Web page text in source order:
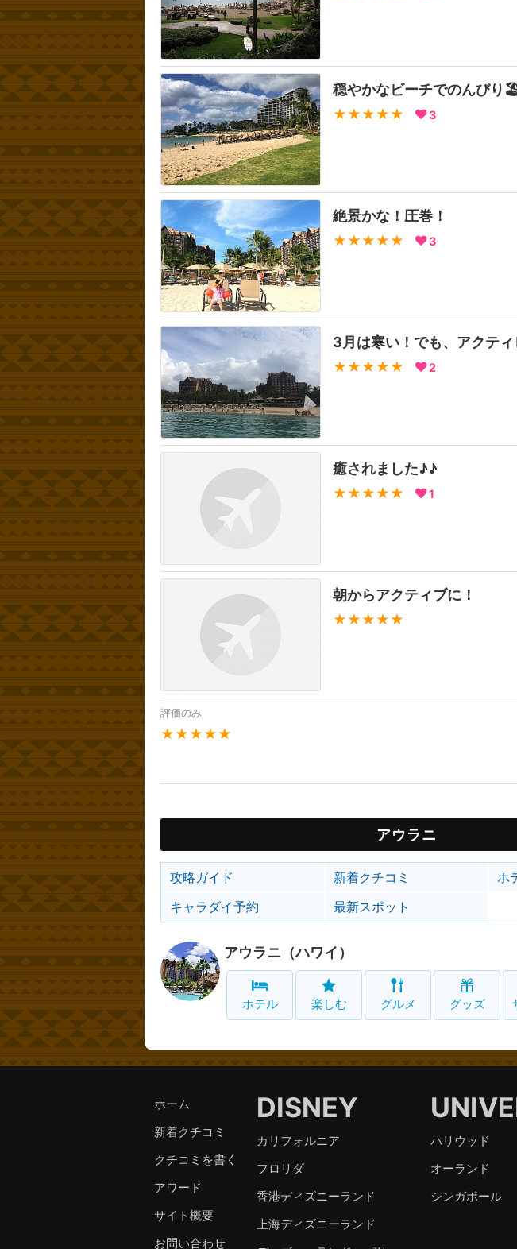
穏やかなビーチでのんびり
★★★★★ 3
絶景かな！圧巻！
★★★★★ 3
3月は寒い！でも、アクティ
★★★★★ 2
癒されました♪♪
★★★★★ 1
朝からアクティブに！
★★★★★
評価のみ
★★★★★
アウラニ
攻略ガイド 新着クチコミ
ホ
キャラダイ予約
最新スポット
アウラニ（ハワイ）
ホテル 楽しむ グルメ グッズ
ホーム
新着クチコミ
クチコミを書く
アワード
サイト概要
お問い合わせ
DISNEY
カリフォルニア
フロリダ
香港ディズニーランド
上海ディズニーランド
ハリウッド
オーランド
シンガポール